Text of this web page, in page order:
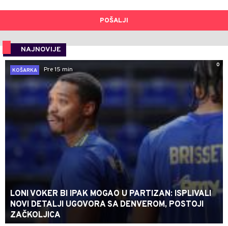
POŠALJI
NAJNOVIJE
0
KOŠARKA
Pre 15 min
LONI VOKER BI IPAK MOGAO U PARTIZAN: ISPLIVALI
NOVI DETALJI UGOVORA SA DENVEROM, POSTOJI
ZAČKOLJICA